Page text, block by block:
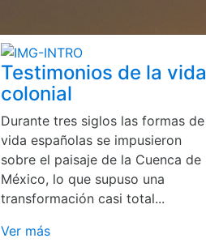
Testimonios de la vida
colonial
Durante tres siglos las formas de
vida españolas se impusieron
sobre el paisaje de la Cuenca de
México, lo que supuso una
transformación casi total...
Ver más